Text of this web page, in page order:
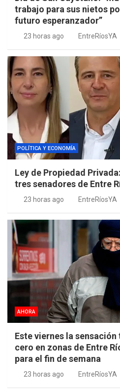
trabajo para sus nietos
futuro esperanzador”
23 horas ago EntreRíosYA
POLÍTICA Y ECONOMÍA
Ley de Propiedad
tres senadores de Entre
23 horas ago EntreRíosYA
AHORA
Este viernes la
cero en zonas de Entre
para el fin de semana
23 horas ago EntreRíosYA